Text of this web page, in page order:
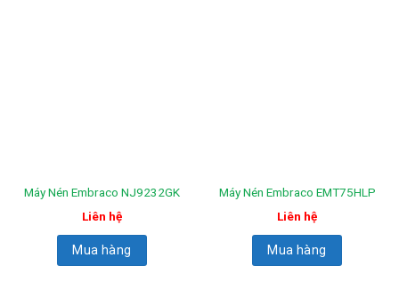
Máy Nén Embraco NJ9232GK
Liên hệ
Mua hàng
Máy Nén Embraco EMT75HLP
Liên hệ
Mua hàng